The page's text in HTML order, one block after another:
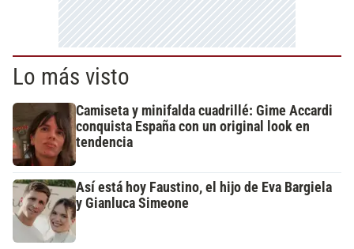
Lo más visto
Camiseta y minifalda cuadrillé: Gime Accardi
conquista España con un original look en
tendencia
Así está hoy Faustino, el hijo de Eva Bargiela
y Gianluca Simeone